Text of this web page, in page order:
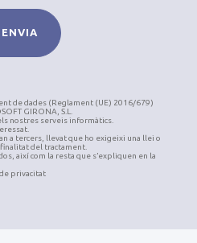
de dades (Reglament (UE) 2016/679)
GIRONA, S.L.
nostres serveis informàtics.
a tercers, llevat que ho exigeixi una llei o
del tractament.
així com la resta que s’expliquen en la
privacitat